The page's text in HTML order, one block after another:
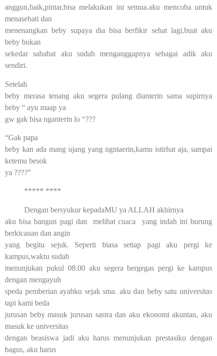
anggun,baik,pintar,bisa melakukan ini semua.aku mencoba untuk
menasehati dan
menenangkan beby supaya dia bisa berfikir sehat lagi,buat aku
beby bukan
sekedar sahabat aku sudah menganggapnya sebagai adik aku
sendiri.
Setelah
beby merasa tenang aku segera pulang dianterin sama supirnya
beby “ ayu maap ya
gw gak bisa nganterin lo “???
“Gak papa
beby kan ada mang ujang yang ngntaerin,kamu istirhat aja, sampai
ketemu besok
ya ????”
***** ****
Dengan bersyukur kepadaMU ya ALLAH akhirnya
aku bisa bangun pagi dan melihat cuaca yang indah ini burung
berkicauan dan angin
yang begitu sejuk. Seperti biasa setiap pagi aku pergi ke
kampus,waktu sudah
menunjukan pukul 08.00 aku segera bergegas pergi ke kampus
dengan mengayuh
speda pemberian ayahku sejak sma. aku dan beby satu universitas
tapi kami beda
jurusan beby masuk jurusan sastra dan aku ekonomi akuntan, aku
masuk ke universitas
dengan beasiswa jadi aku harus menunjukan prestasiku dengan
bagus, aku harus